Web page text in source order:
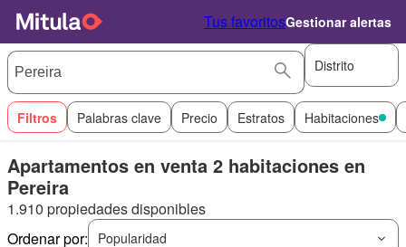
Tus favoritosGestionar alertas
Distrito
Filtros Palabras clave Precio Estratos Habitaciones
Apartamentos en venta 2 habitaciones en
Pereira
1.910 propiedades disponibles
Ordenar por:
Popularidad